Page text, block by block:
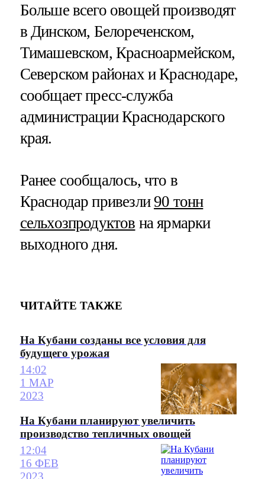
Больше всего овощей производят
в Динском, Белореченском,
Тимашевском, Красноармейском,
Северском районах и Краснодаре,
сообщает пресс-служба
администрации Краснодарского
края.
Ранее сообщалось, что в
Краснодар привезли90 тонн
сельхозпродуктов на ярмарки
выходного дня.
ЧИТАЙТЕ ТАКЖЕ
На Кубани созданы все условия для
будущего урожая
14:02
1 МАР
2023
На Кубани планируют увеличить
производство тепличных овощей
12:04
16 ФЕВ
2023